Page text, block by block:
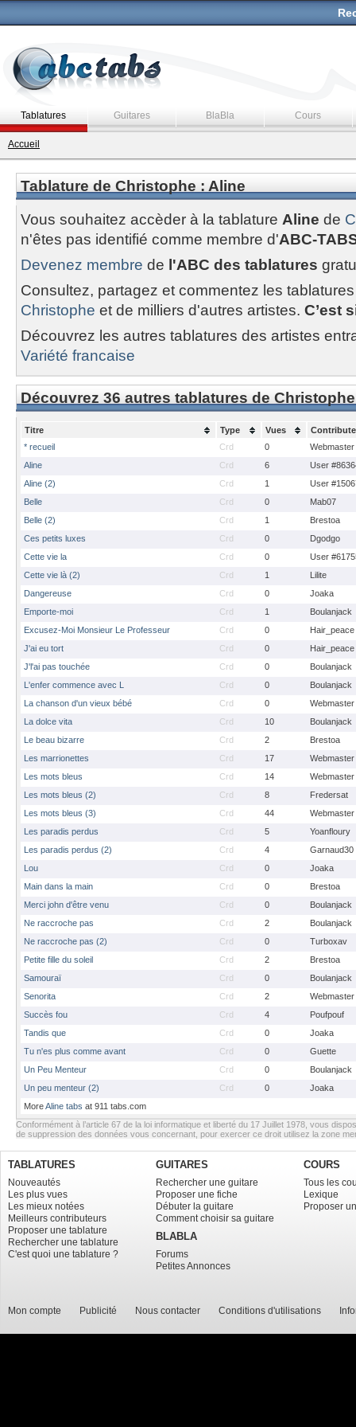
Tablatures Guitares BlaBla Cours
Accueil
Tablature de Christophe : Aline
Vous souhaitez accèder à la tablature Aline de
n'êtes pas identifié comme membre d'ABC-
Devenez membre de l'ABC des tablatures
Consultez, partagez et commentez les
Christophe et de milliers d'autres artistes. C’est
Découvrez les autres tablatures des artistes
Variété francaise
Découvrez 36 autres tablatures de Christophe
Titre Type Vues
* recueil
Crd 0
Webmaster
Aline
Crd 6
User
Aline (2)
Crd 1
User
Belle
Crd 0
Mab07
Belle (2)
Crd 1
Brestoa
Ces petits luxes
Crd 0
Dgodgo
Cette vie la
Crd 0
User
Cette vie là (2)
Crd 1
Lilite
Dangereuse
Crd 0
Joaka
Emporte-moi
Crd 1
Boulanjack
Excusez-Moi Monsieur Le Professeur
Crd 0
Hair_peace
J'ai eu tort
Crd 0
Hair_peace
J'l'ai pas touchée
Crd 0
Boulanjack
L'enfer commence avec L
Crd 0
Boulanjack
La chanson d'un vieux bébé
Crd 0
Webmaster
La dolce vita
Crd 10
Boulanjack
Le beau bizarre
Crd 2
Brestoa
Les marrionettes
Crd 17
Webmaster
Les mots bleus
Crd 14
Webmaster
Les mots bleus (2)
Crd 8
Fredersat
Les mots bleus (3)
Crd 44
Webmaster
Les paradis perdus
Crd 5
Yoanfloury
Les paradis perdus (2)
Crd 4
Garnaud30
Lou
Crd 0
Joaka
Main dans la main
Crd 0
Brestoa
Merci john d'être venu
Crd 0
Boulanjack
Ne raccroche pas
Crd 2
Boulanjack
Ne raccroche pas (2)
Crd 0
Turboxav
Petite fille du soleil
Crd 2
Brestoa
Samouraï
Crd 0
Boulanjack
Senorita
Crd 2
Webmaster
Succès fou
Crd 4
Poufpouf
Tandis que
Crd 0
Joaka
Tu n'es plus comme avant
Crd 0
Guette
Un Peu Menteur
Crd 0
Boulanjack
Un peu menteur (2)
Crd 0
Joaka
MoreAline tabs at 911 tabs.com
Conformément à l’article 67 de la loi informatique et liberté du 17 Juillet 1978, vous
de suppression des données vous concernant, pour exercer ce droit utilisez la zone
TABLATURES
Nouveautés
Les plus vues
Les mieux notées
Meilleurs contributeurs
Proposer une tablature
Rechercher une tablature
C'est quoi une tablature ?
GUITARES
Rechercher une guitare
Proposer une fiche
Débuter la guitare
Comment choisir sa guitare
BLABLA
Forums
Petites Annonces
COURS
Tous les
Lexique
Proposer
Mon compte Publicité Nous contacter Conditions d'utilisations